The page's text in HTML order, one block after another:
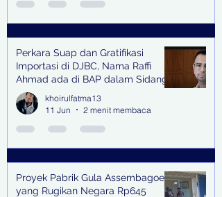
Perkara Suap dan Gratifikasi
Importasi di DJBC, Nama Raffi
Ahmad ada di BAP dalam Sidang
khoirulfatma13
11 Jun
2 menit membaca
Proyek Pabrik Gula Assembagoes
yang Rugikan Negara Rp645